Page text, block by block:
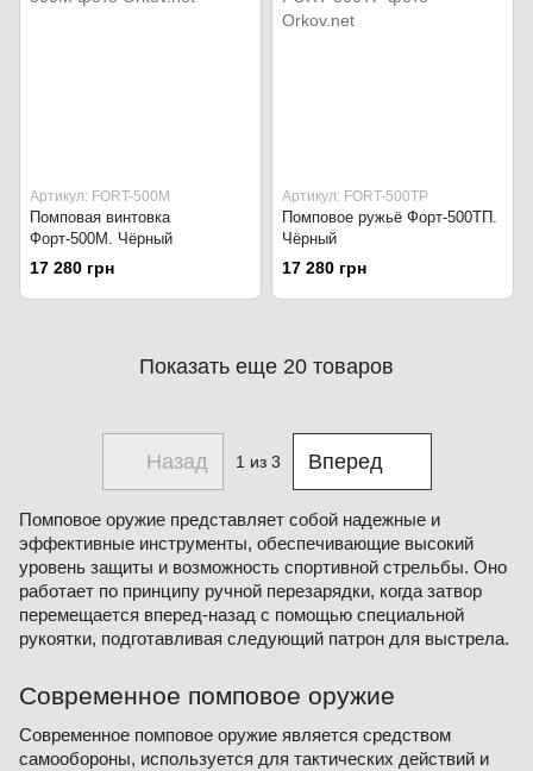
Артикул: FORT-500М
Помповая винтовка
Форт-500М. Чёрный
17 280 грн
Артикул: FORT-500ТP
Помповое ружьё Форт-500ТП.
Чёрный
17 280 грн
Показать еще 20 товаров
Назад 1 из 3 Вперед
Помповое оружие представляет собой надежные и
эффективные инструменты, обеспечивающие высокий
уровень защиты и возможность спортивной стрельбы. Оно
работает по принципу ручной перезарядки, когда затвор
перемещается вперед-назад с помощью специальной
рукоятки, подготавливая следующий патрон для выстрела.
Современное помповое оружие
Современное помповое оружие является средством
самообороны, используется для тактических действий и